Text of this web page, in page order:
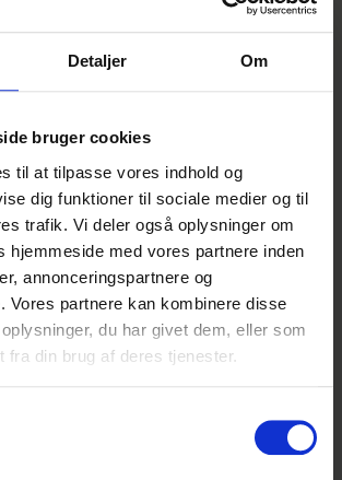
Detaljer Om
bruger cookies
til at tilpasse vores indhold og
dig funktioner til sociale medier og til
trafik. Vi deler også oplysninger om
hjemmeside med vores partnere inden
annonceringspartnere og
Vores partnere kan kombinere disse
du har givet dem, eller som
fra din brug af deres tjenester.
efter uddannelsen. Du bliver
arbejde bl
Indrykket 3 dage siden
In and Out-bound søger
Indrykket 21 dage siden
annonce er